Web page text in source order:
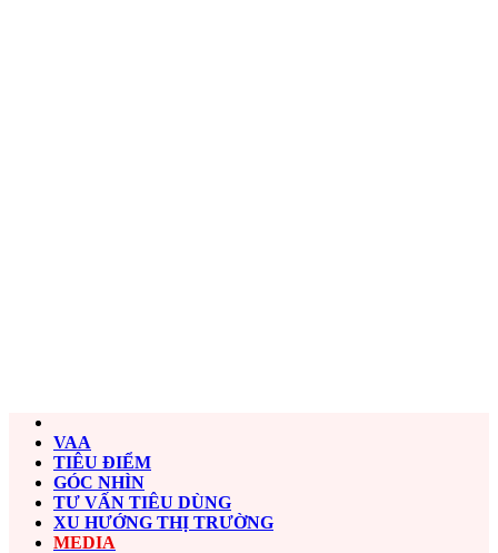
VAA
TIÊU ĐIỂM
GÓC NHÌN
TƯ VẤN TIÊU DÙNG
XU HƯỚNG THỊ TRƯỜNG
MEDIA